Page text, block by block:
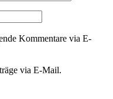
Kommentare via E-
via E-Mail.